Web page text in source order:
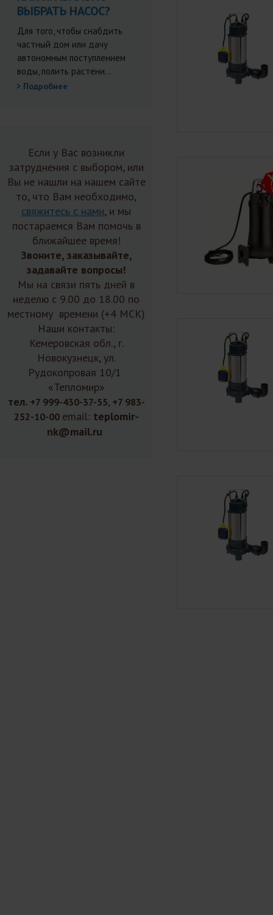
ВЫБРАТЬ НАСОС?
Для того, чтобы снабдить
частный дом или дачу
автономным поступлением
воды, полить растени...
Подробнее
Если у Вас возникли
затруднения с выбором, или
Вы не нашли на нашем сайте
то, что Вам необходимо,
свяжитесь с нами, и мы
постараемся Вам помочь в
ближайшее время!
Звоните, заказывайте,
задавайте вопросы!
Мы на связи пять дней в
неделю с 9.00 до 18.00 по
местному времени (+4 МСК)
Наши контакты:
Кемеровская обл., г.
Новокузнецк, ул.
Рудокопровая 10/1
«Тепломир»
тел. +7 999-430-37-55, +7 983-
252-10-00 email: teplomir-
nk@mail.ru